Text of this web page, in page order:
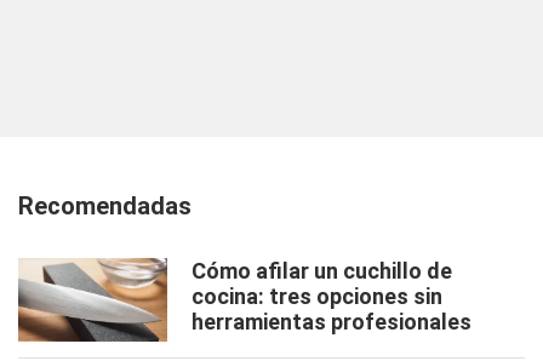
Recomendadas
Cómo afilar un cuchillo de
cocina: tres opciones sin
herramientas profesionales